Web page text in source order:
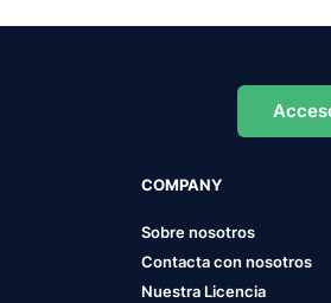
COMPANY
Sobre nosotros
Contacta con nosotros
Nuestra Licencia